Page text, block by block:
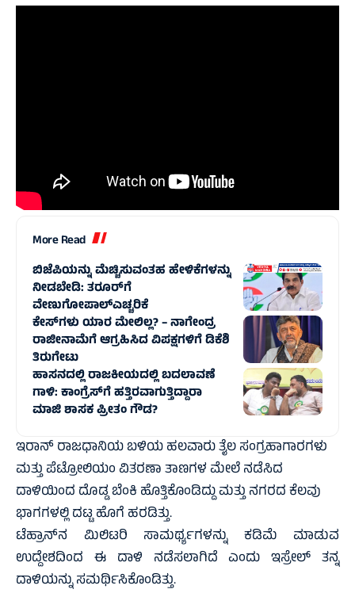
More Read
ಬಿಜೆಪಿಯನ್ನು ಮೆಚ್ಚಿಸುವಂತಹ ಹೇಳಿಕೆಗಳನ್ನು
ನೀಡಬೇಡಿ: ತರೂರ್‌ಗೆ
ವೇಣುಗೋಪಾಲ್‌ಎಚ್ಚರಿಕೆ
ಕೇಸ್‌ಗಳು ಯಾರ ಮೇಲಿಲ್ಲ? – ನಾಗೇಂದ್ರ
ರಾಜೀನಾಮೆಗೆ ಆಗ್ರಹಿಸಿದ ವಿಪಕ್ಷಗಳಿಗೆ ಡಿಕೆಶಿ
ತಿರುಗೇಟು
ಹಾಸನದಲ್ಲಿ ರಾಜಕೀಯದಲ್ಲಿ ಬದಲಾವಣೆ
ಗಾಳಿ: ಕಾಂಗ್ರೆಸ್‌ಗೆ ಹತ್ತಿರವಾಗುತ್ತಿದ್ದಾರಾ
ಮಾಜಿ ಶಾಸಕ ಪ್ರೀತಂ ಗೌಡ?
ಇರಾನ್ ರಾಜಧಾನಿಯ ಬಳಿಯ ಹಲವಾರು ತೈಲ ಸಂಗ್ರಹಾಗಾರಗಳು
ಮತ್ತು ಪೆಟ್ರೋಲಿಯಂ ವಿತರಣಾ ತಾಣಗಳ ಮೇಲೆ ನಡೆಸಿದ
ದಾಳಿಯಿಂದ ದೊಡ್ಡ ಬೆಂಕಿ ಹೊತ್ತಿಕೊಂಡಿದ್ದು ಮತ್ತು ನಗರದ ಕೆಲವು
ಭಾಗಗಳಲ್ಲಿ ದಟ್ಟ ಹೊಗೆ ಹರಡಿತ್ತು.
ಟೆಹ್ರಾನ್‌ನ ಮಿಲಿಟರಿ ಸಾಮರ್ಥ್ಯಗಳನ್ನು ಕಡಿಮೆ ಮಾಡುವ
ಉದ್ದೇಶದಿಂದ ಈ ದಾಳಿ ನಡೆಸಲಾಗಿದೆ ಎಂದು ಇಸ್ರೇಲ್‌ ತನ್ನ
ದಾಳಿಯನ್ನು ಸಮರ್ಥಿಸಿಕೊಂಡಿತ್ತು.